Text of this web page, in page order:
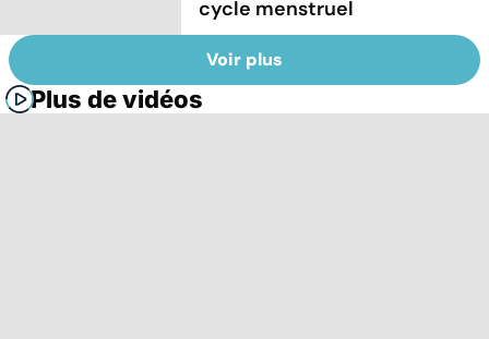
cycle menstruel
Voir plus
Plus de vidéos